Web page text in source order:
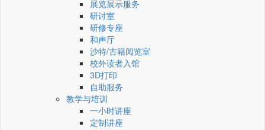
展览展示服务
研讨室
研修专座
和声厅
沙特/古籍阅览室
校外读者入馆
3D打印
自助服务
教学与培训
一小时讲座
定制讲座